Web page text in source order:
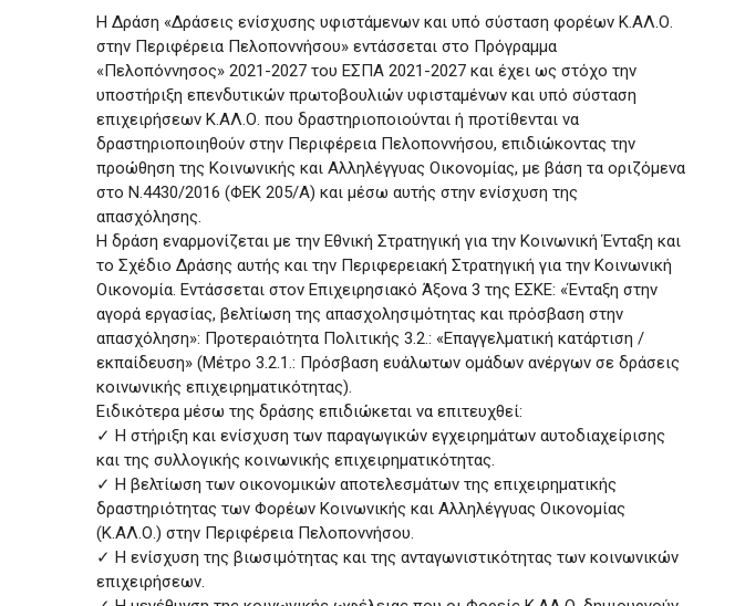
Η Δράση «Δράσεις ενίσχυσης υφιστάμενων και υπό σύσταση φορέων Κ.ΑΛ.Ο.
στην Περιφέρεια Πελοποννήσου» εντάσσεται στο Πρόγραμμα
«Πελοπόννησος» 2021-2027 του ΕΣΠΑ 2021-2027 και έχει ως στόχο την
υποστήριξη επενδυτικών πρωτοβουλιών υφισταμένων και υπό σύσταση
επιχειρήσεων Κ.ΑΛ.Ο. που δραστηριοποιούνται ή προτίθενται να
δραστηριοποιηθούν στην Περιφέρεια Πελοποννήσου, επιδιώκοντας την
προώθηση της Κοινωνικής και Αλληλέγγυας Οικονομίας, με βάση τα οριζόμενα
στο Ν.4430/2016 (ΦΕΚ 205/Α) και μέσω αυτής στην ενίσχυση της
απασχόλησης.
Η δράση εναρμονίζεται με την Εθνική Στρατηγική για την Κοινωνική Ένταξη και
το Σχέδιο Δράσης αυτής και την Περιφερειακή Στρατηγική για την Κοινωνική
Οικονομία. Εντάσσεται στον Επιχειρησιακό Άξονα 3 της ΕΣΚΕ: «Ένταξη στην
αγορά εργασίας, βελτίωση της απασχολησιμότητας και πρόσβαση στην
απασχόληση»: Προτεραιότητα Πολιτικής 3.2.: «Επαγγελματική κατάρτιση /
εκπαίδευση» (Μέτρο 3.2.1.: Πρόσβαση ευάλωτων ομάδων ανέργων σε δράσεις
κοινωνικής επιχειρηματικότητας).
Ειδικότερα μέσω της δράσης επιδιώκεται να επιτευχθεί:
✓ Η στήριξη και ενίσχυση των παραγωγικών εγχειρημάτων αυτοδιαχείρισης
και της συλλογικής κοινωνικής επιχειρηματικότητας.
✓ Η βελτίωση των οικονομικών αποτελεσμάτων της επιχειρηματικής
δραστηριότητας των Φορέων Κοινωνικής και Αλληλέγγυας Οικονομίας
(Κ.ΑΛ.Ο.) στην Περιφέρεια Πελοποννήσου.
✓ Η ενίσχυση της βιωσιμότητας και της ανταγωνιστικότητας των κοινωνικών
επιχειρήσεων.